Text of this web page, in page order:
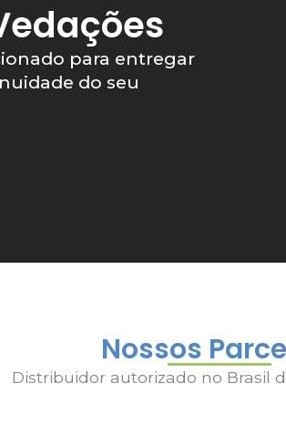
para entregar
do seu
Nossos
Distribuidor autorizado no Brasil